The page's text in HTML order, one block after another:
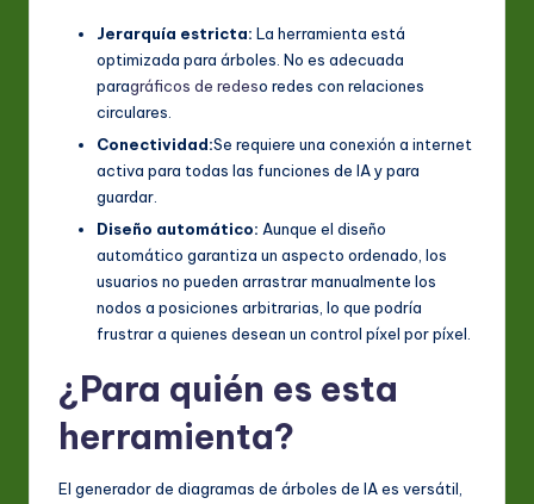
Jerarquía estricta: La herramienta está
optimizada para árboles. No es adecuada
paragráficos de redeso redes con relaciones
circulares.
Conectividad:Se requiere una conexión a internet
activa para todas las funciones de IA y para
guardar.
Diseño automático: Aunque el diseño
automático garantiza un aspecto ordenado, los
usuarios no pueden arrastrar manualmente los
nodos a posiciones arbitrarias, lo que podría
frustrar a quienes desean un control píxel por píxel.
¿Para quién es esta
herramienta?
El generador de diagramas de árboles de IA es versátil,